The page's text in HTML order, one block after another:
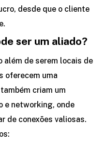
desde que o cliente
ser um aliado?
além de serem locais de
oferecem uma
criam um
e networking, onde
de conexões valiosas.